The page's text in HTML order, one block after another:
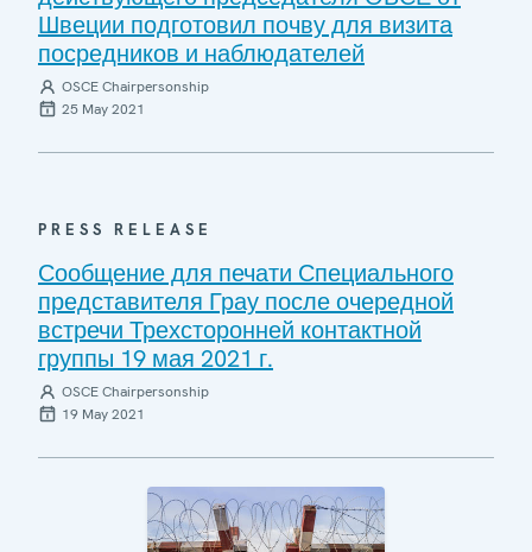
Швеции подготовил почву для визита
посредников и наблюдателей
OSCE Chairpersonship
25 May 2021
PRESS RELEASE
Сообщение для печати Специального
представителя Грау после очередной
встречи Трехсторонней контактной
группы 19 мая 2021 г.
OSCE Chairpersonship
19 May 2021